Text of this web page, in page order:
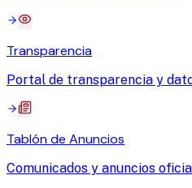
Transparencia
Portal de transparencia y
Tablón de Anuncios
Comunicados y anuncios